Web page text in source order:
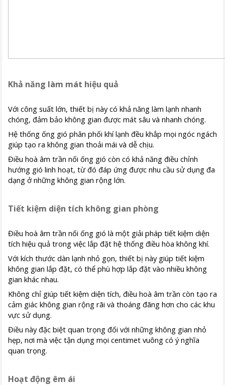
Khả năng làm mát hiệu quả
Với công suất lớn, thiết bị này có khả năng làm lạnh nhanh
chóng, đảm bảo không gian được mát sâu và nhanh chóng.
Hệ thống ống gió phân phối khí lạnh đều khắp mọi ngóc ngách
giúp tạo ra không gian thoải mái và dễ chịu.
Điều hoà âm trần nối ống gió còn có khả năng điều chỉnh
hướng gió linh hoạt, từ đó đáp ứng được nhu cầu sử dụng đa
dạng ở những không gian rộng lớn.
Tiết kiệm diện tích không gian phòng
Điều hoà âm trần nối ống gió là một giải pháp tiết kiệm diện
tích hiệu quả trong việc lắp đặt hệ thống điều hòa không khí.
Với kích thước dàn lạnh nhỏ gọn, thiết bị này giúp tiết kiệm
không gian lắp đặt, có thể phù hợp lắp đặt vào nhiều không
gian khác nhau.
Không chỉ giúp tiết kiệm diện tích, điều hoà âm trần còn tạo ra
cảm giác không gian rộng rãi và thoáng đãng hơn cho các khu
vực sử dụng.
Điều này đặc biệt quan trọng đối với những không gian nhỏ
hẹp, nơi mà việc tận dụng mọi centimet vuông có ý nghĩa
quan trọng.
Hoạt động êm ái